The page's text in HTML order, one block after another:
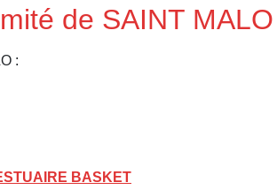
de SAINT
:
BASKET